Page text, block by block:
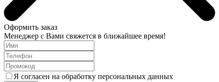
Оформить заказ
Менеджер с Вами свяжется в ближайшее время!
Я согласен на обработку персональных данных